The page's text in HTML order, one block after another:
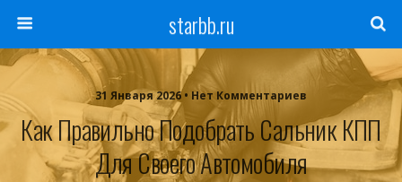
starbb.ru
31 Января 2026 • Нет Комментариев
Как Правильно Подобрать Сальник КПП
Для Своего Автомобиля